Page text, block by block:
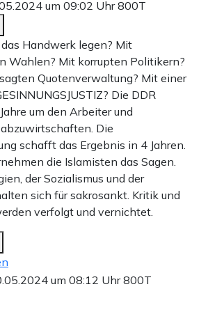
um 09:02 Uhr800T
Handwerk legen? Mit
Wahlen? Mit korrupten Politikern?
Quotenverwaltung? Mit einer
Die DDR
um den Arbeiter und
Die
schafft das Ergebnis in 4 Jahren.
die Islamisten das Sagen.
der Sozialismus und der
sich für sakrosankt. Kritik und
verfolgt und vernichtet.
um 08:12 Uhr800T